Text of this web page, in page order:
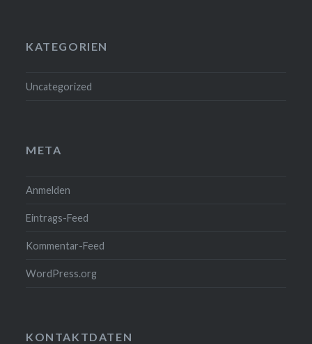
KATEGORIEN
Uncategorized
META
Anmelden
Eintrags-Feed
Kommentar-Feed
WordPress.org
KONTAKTDATEN